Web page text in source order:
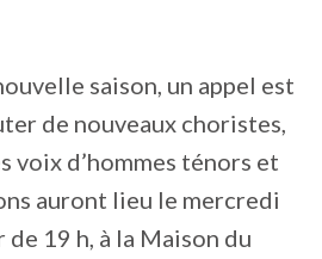
saison, un appel est
de nouveaux choristes,
voix d’hommes ténors et
auront lieu le mercredi
19 h, à la Maison du